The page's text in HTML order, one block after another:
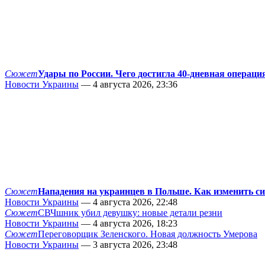
СюжетУдары по России. Чего достигла 40-дневная
Новости Украины — 4 августа 2026, 23:36
СюжетНападения на украинцев в Польше. Как изменить
Новости Украины — 4 августа 2026, 22:48
СюжетСВЧшник убил девушку: новые детали резни
Новости Украины — 4 августа 2026, 18:23
СюжетПереговорщик Зеленского. Новая должность Умерова
Новости Украины — 3 августа 2026, 23:48